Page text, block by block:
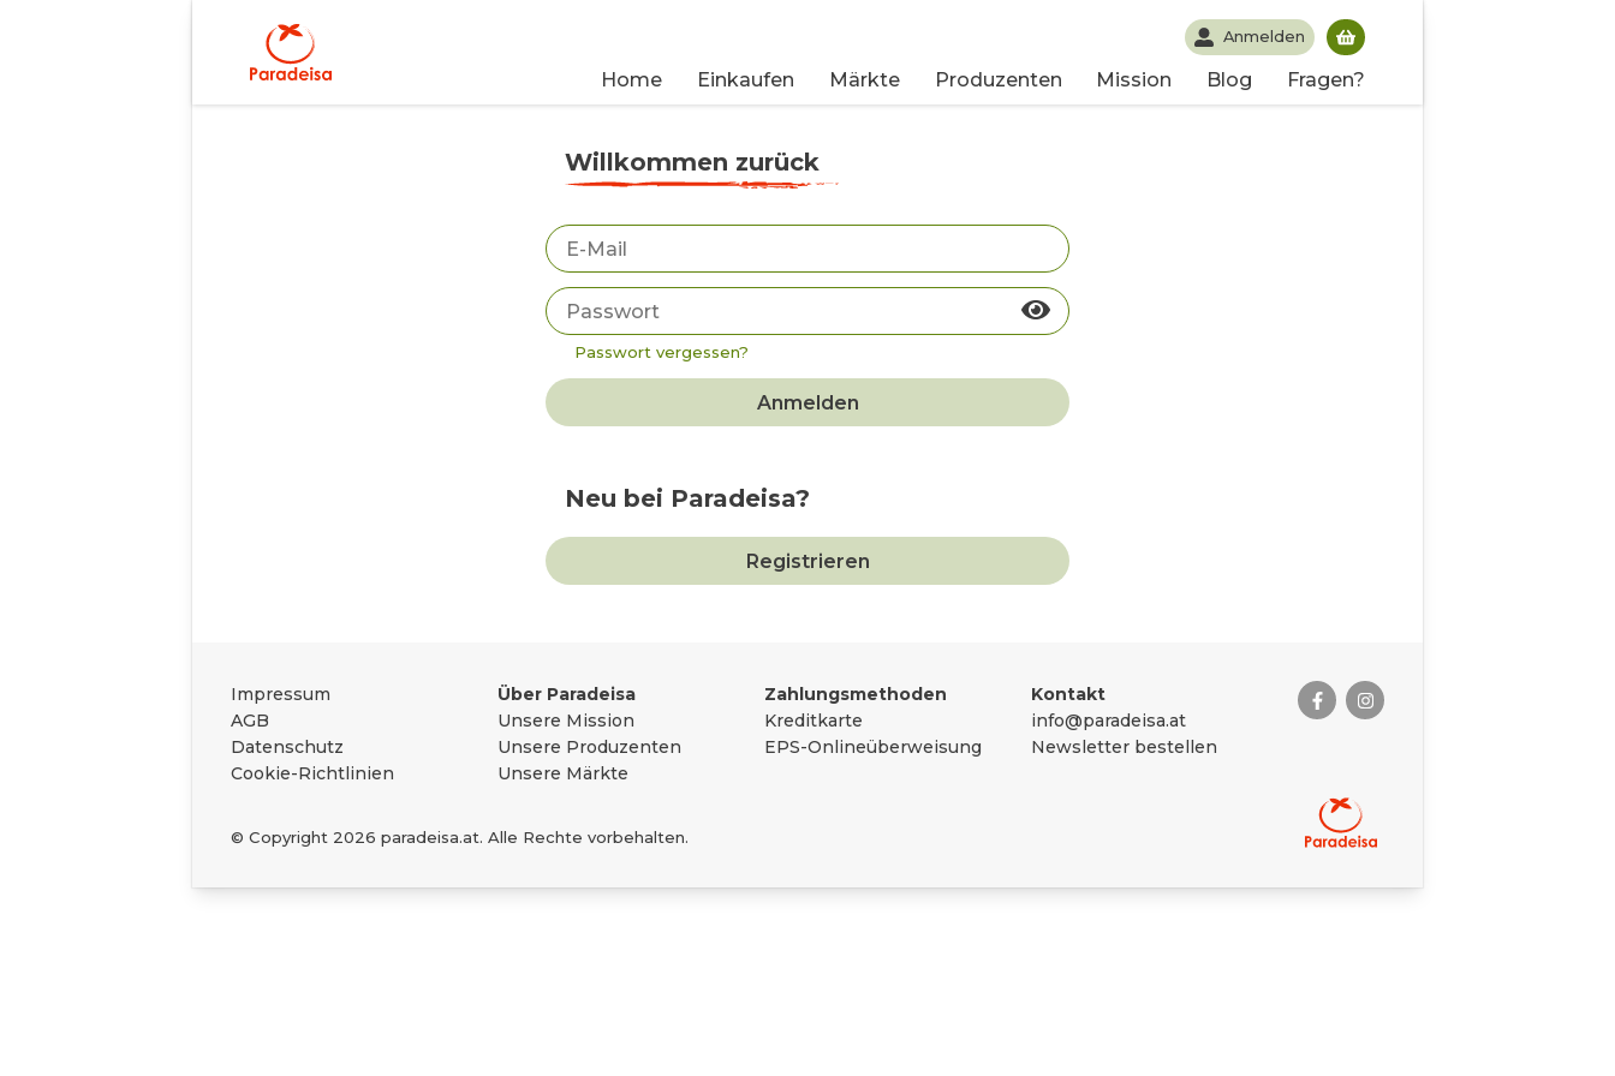
Home Einkaufen Märkte Produzenten Mission Blog Fragen?
Anmelden
Du hast noch keine
Willkommen zurück
Passwort vergessen?
Anmelden
Neu bei Paradeisa?
Registrieren
Rechtliches
Impressum
AGB
Datenschutz
Cookie-Richtlinien
Über Paradeisa
Unsere Mission
Unsere Produzenten
Unsere Märkte
Zahlungsmethoden
Kreditkarte
EPS-Onlineüberweisung
Kontakt
info@paradeisa.at
Newsletter bestellen
© Copyright 2026 paradeisa.at. Alle Rechte vorbehalten.